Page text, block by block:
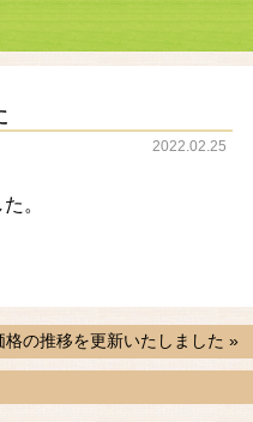
2022.02.25
。
格の推移を更新いたしました »